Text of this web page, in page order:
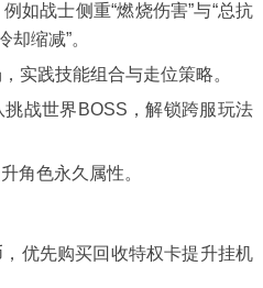
如战士侧重“燃烧伤害”与“总抗
却缩减”。
实践技能组合与走位策略。
战世界BOSS，解锁跨服玩法
角色永久属性。
优先购买回收特权卡提升挂机